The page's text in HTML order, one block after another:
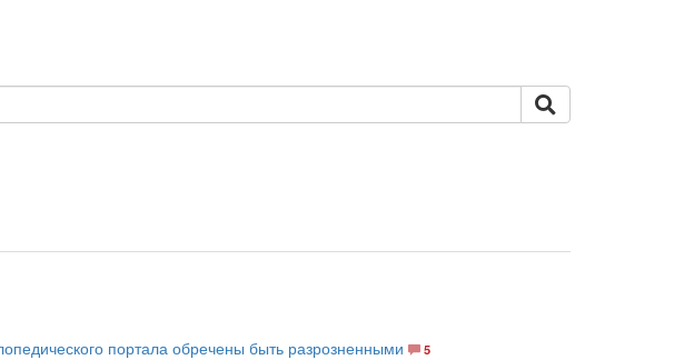
портала обречены быть разрозненными 5